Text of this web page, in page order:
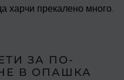
харчи прекалено много.
ЗА ПО-
В ОПАШКА